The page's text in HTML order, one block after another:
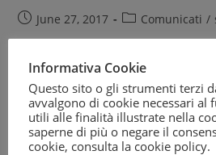
June 27, 2017 Comunicati /
Attenzione alle vendite piramidali,
guadagni dietro cui si nascondono
lanciare l’allerta è il Movimento
nell'ambito di una survey avviata
Informativa Cookie
Questo sito o gli strumenti terzi
avvalgono di cookie necessari al
utili alle finalità illustrate nella
saperne di più o negare il
cookie, consulta la cookie policy.